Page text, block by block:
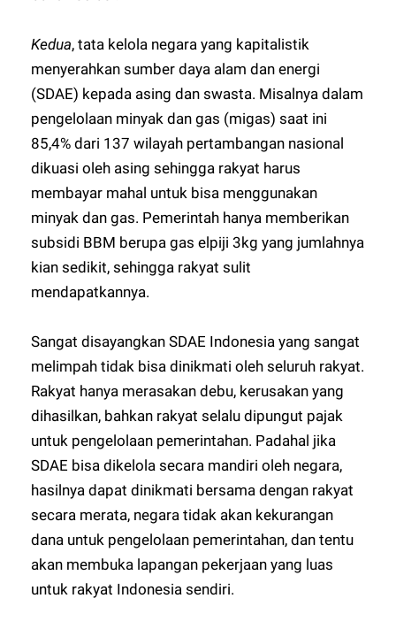
Kedua, tata kelola negara yang kapitalistik
menyerahkan sumber daya alam dan energi
(SDAE) kepada asing dan swasta. Misalnya dalam
pengelolaan minyak dan gas (migas) saat ini
85,4% dari 137 wilayah pertambangan nasional
dikuasi oleh asing sehingga rakyat harus
membayar mahal untuk bisa menggunakan
minyak dan gas. Pemerintah hanya memberikan
subsidi BBM berupa gas elpiji 3kg yang jumlahnya
kian sedikit, sehingga rakyat sulit
mendapatkannya.
Sangat disayangkan SDAE Indonesia yang sangat
melimpah tidak bisa dinikmati oleh seluruh rakyat.
Rakyat hanya merasakan debu, kerusakan yang
dihasilkan, bahkan rakyat selalu dipungut pajak
untuk pengelolaan pemerintahan. Padahal jika
SDAE bisa dikelola secara mandiri oleh negara,
hasilnya dapat dinikmati bersama dengan rakyat
secara merata, negara tidak akan kekurangan
dana untuk pengelolaan pemerintahan, dan tentu
akan membuka lapangan pekerjaan yang luas
untuk rakyat Indonesia sendiri.